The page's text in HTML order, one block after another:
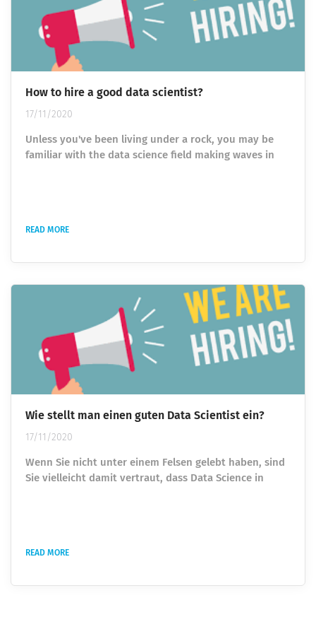
How to hire a good data scientist?
17/11/2020
Unless you've been living under a rock, you may be
familiar with the data science field making waves in
after jobs in our century, and everyone knows about
comes...
READ MORE
Wie stellt man einen guten Data Scientist ein?
17/11/2020
Wenn Sie nicht unter einem Felsen gelebt haben, sind
Sie vielleicht damit vertraut, dass Data Science in
Science ist ein aufstrebendes Gebiet, was es zu einem
macht. Aber mit...
READ MORE